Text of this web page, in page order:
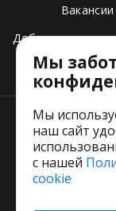
Вакансии
Добавить свое
Тарифы
Мы
Мы
наш сайт
с нашей
cookie